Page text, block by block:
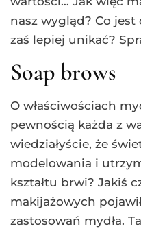
nasz wygląd? Co
zaś lepiej unikać?
Soap brows
O właściwościach
pewnością każda z
wiedziałyście, że
modelowania i
kształtu brwi? Jakiś
makijażowych
zastosowań mydła.